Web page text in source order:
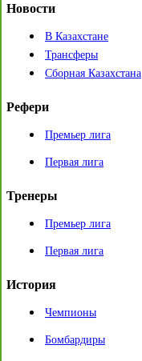
Новости
В Казахстане
Трансферы
Сборная Казахстана
Рефери
Премьер лига
Первая лига
Тренеры
Премьер лига
Первая лига
История
Чемпионы
Бомбардиры